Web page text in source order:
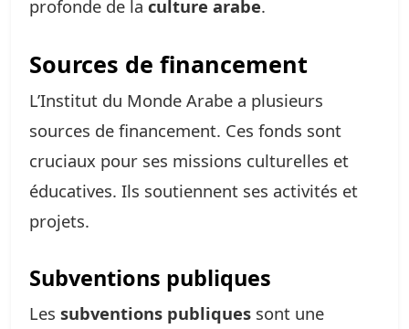
profonde de la culture arabe.
Sources de financement
L’Institut du Monde Arabe a plusieurs
sources de financement. Ces fonds sont
cruciaux pour ses missions culturelles et
éducatives. Ils soutiennent ses activités et
projets.
Subventions publiques
Les subventions publiques sont une